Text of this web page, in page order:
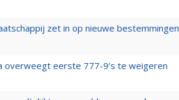
zet in op nieuwe bestemmingen
overweegt eerste 777-9’s te weigeren